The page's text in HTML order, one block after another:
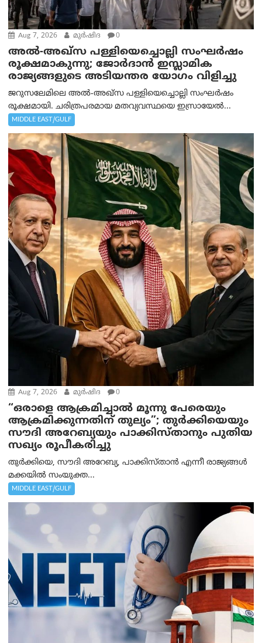
Aug 7, 2026 മുര്‍ഷിദ 0
അൽ-അഖ്‌സ പള്ളിയെച്ചൊല്ലി സംഘർഷം
രൂക്ഷമാകുന്നു; ജോർദാൻ ഇസ്ലാമിക
രാജ്യങ്ങളുടെ അടിയന്തര യോഗം വിളിച്ചു
ജറുസലേമിലെ അൽ-അഖ്‌സ പള്ളിയെച്ചൊല്ലി സംഘർഷം
രൂക്ഷമായി. ചരിത്രപരമായ മതവ്യവസ്ഥയെ ഇസ്രായേൽ...
MIDDLE EAST/GULF
Aug 7, 2026 മുര്‍ഷിദ 0
“ഒരാളെ ആക്രമിച്ചാല്‍ മൂന്നു പേരെയും
ആക്രമിക്കുന്നതിന് തുല്യം”; തുർക്കിയെയും
സൗദി അറേബ്യയും പാക്കിസ്താനും പുതിയ
സഖ്യം രൂപീകരിച്ചു
തുർക്കിയെ, സൗദി അറേബ്യ, പാക്കിസ്താന്‍ എന്നീ രാജ്യങ്ങൾ
മക്കയിൽ സംയുക്ത...
MIDDLE EAST/GULF